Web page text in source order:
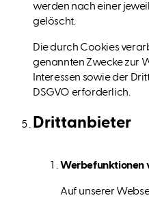
werden nach einer
gelöscht.
Die durch Cookies
genannten Zwecke zur
Interessen sowie der
DSGVO erforderlich.
Drittanbieter
Werbefunktionen
Auf unserer